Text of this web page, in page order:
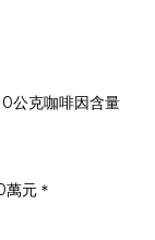
公克咖啡因含量
元＊